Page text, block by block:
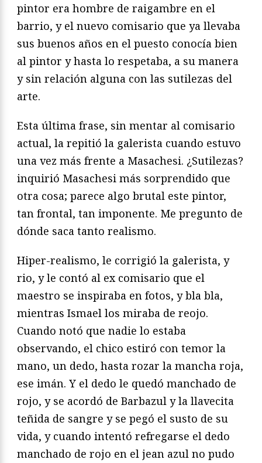
pintor era hombre de raigambre en el
barrio, y el nuevo comisario que ya llevaba
sus buenos años en el puesto conocía bien
al pintor y hasta lo respetaba, a su manera
y sin relación alguna con las sutilezas del
arte.
Esta última frase, sin mentar al comisario
actual, la repitió la galerista cuando estuvo
una vez más frente a Masachesi. ¿Sutilezas?
inquirió Masachesi más sorprendido que
otra cosa; parece algo brutal este pintor,
tan frontal, tan imponente. Me pregunto de
dónde saca tanto realismo.
Hiper-realismo, le corrigió la galerista, y
rio, y le contó al ex comisario que el
maestro se inspiraba en fotos, y bla bla,
mientras Ismael los miraba de reojo.
Cuando notó que nadie lo estaba
observando, el chico estiró con temor la
mano, un dedo, hasta rozar la mancha roja,
ese imán. Y el dedo le quedó manchado de
rojo, y se acordó de Barbazul y la llavecita
teñida de sangre y se pegó el susto de su
vida, y cuando intentó refregarse el dedo
manchado de rojo en el jean azul no pudo